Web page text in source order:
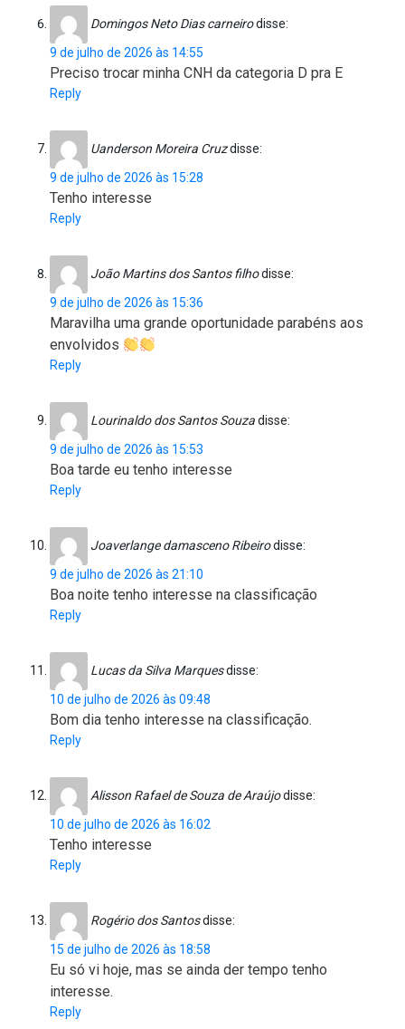
Domingos Neto Dias carneirodisse:
9 de julho de 2026 às 14:55
Preciso trocar minha CNH da categoria D pra E
Reply
Uanderson Moreira Cruzdisse:
9 de julho de 2026 às 15:28
Tenho interesse
Reply
João Martins dos Santos filhodisse:
9 de julho de 2026 às 15:36
Maravilha uma grande oportunidade parabéns aos
envolvidos
Reply
Lourinaldo dos Santos Souzadisse:
9 de julho de 2026 às 15:53
Boa tarde eu tenho interesse
Reply
Joaverlange damasceno Ribeirodisse:
9 de julho de 2026 às 21:10
Boa noite tenho interesse na classificação
Reply
Lucas da Silva Marquesdisse:
10 de julho de 2026 às 09:48
Bom dia tenho interesse na classificação.
Reply
Alisson Rafael de Souza de Araújodisse:
10 de julho de 2026 às 16:02
Tenho interesse
Reply
Rogério dos Santosdisse:
15 de julho de 2026 às 18:58
Eu só vi hoje, mas se ainda der tempo tenho
interesse.
Reply